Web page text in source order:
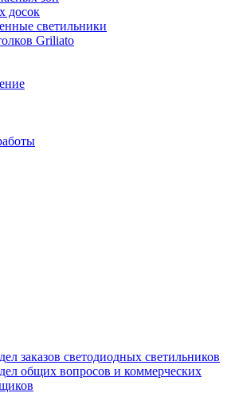
досок
светильники
Griliato
заказов светодиодных светильников
общих вопросов и коммерческих